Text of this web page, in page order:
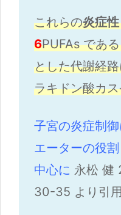
これらの炎症
6PUFAs である
とした代謝経
ラキドン酸カ
子宮の炎症制
エーターの役
中心に 永松 健
30-35 より引用